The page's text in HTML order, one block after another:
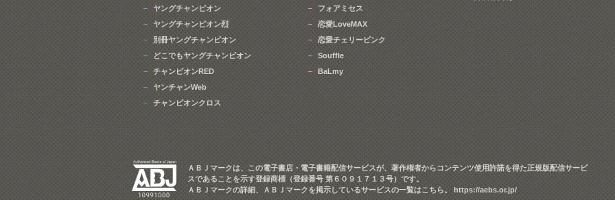
ヤングチャンピオン
ヤングチャンピオン烈
別冊ヤングチャンピオン
どこでもヤングチャンピオン
チャンピオンRED
ヤンチャンWeb
チャンピオンクロス
フォアミセス
恋愛LoveMAX
恋愛チェリーピンク
Souffle
BaLmy
ＡＢＪマークは、この電子書店・電子書籍配信サービスが、著作権者からコンテンツ使用許諾を得た正規版配信サービ
スであることを示す登録商標（登録番号 第６０９１７１３号）です。
ＡＢＪマークの詳細、ＡＢＪマークを掲示しているサービスの一覧はこちら。
https://aebs.or.jp/